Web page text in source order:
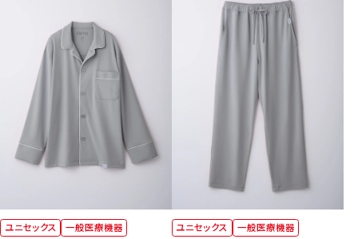
ユニセックス 一般医療機器 ユニセックス 一般医療機器